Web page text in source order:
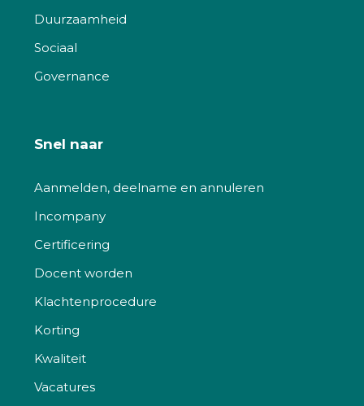
Duurzaamheid
Sociaal
Governance
Snel naar
Aanmelden, deelname en annuleren
Incompany
Certificering
Docent worden
Klachtenprocedure
Korting
Kwaliteit
Vacatures